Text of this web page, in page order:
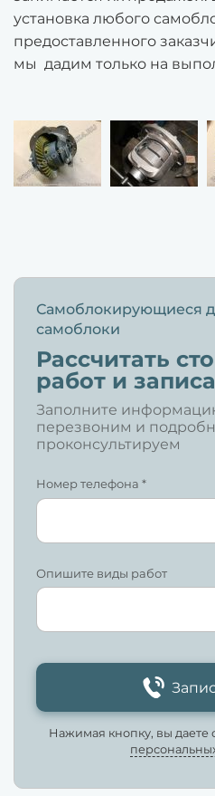
установка любого
предоставленного
мы дадим только на
Самоблокирующиеся
самоблоки
Рассчитать
работ и
Заполните
перезвоним и
проконсультируем
Номер телефона *
Опишите виды работ
Нажимая кнопку, вы даете